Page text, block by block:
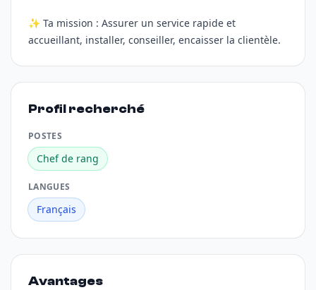
✨ Ta mission : Assurer un service rapide et
accueillant, installer, conseiller, encaisser la clientèle.
Profil recherché
POSTES
Chef de rang
LANGUES
Français
Avantages